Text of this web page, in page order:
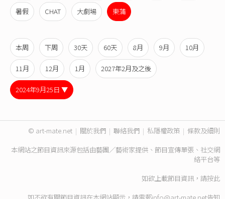
暑假 CHAT 大劇場 東蒲
本周 下周 30天 60天 8月 9月 10月
11月 12月 1月 2027年2月及之後
2024年9月25日 ▼
© art-mate.net | 關於我們 | 聯絡我們 | 私隱權政策 | 條款及細則
本網站之節目資訊來源包括由藝團／藝術家提供、節目宣傳單張、社交網
絡平台等
如欲上載節目資訊，請按此